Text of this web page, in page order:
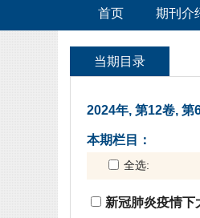
2024年, 第12卷,